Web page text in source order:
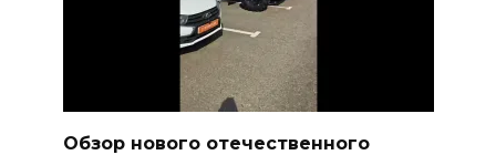
Обзор нового отечественного